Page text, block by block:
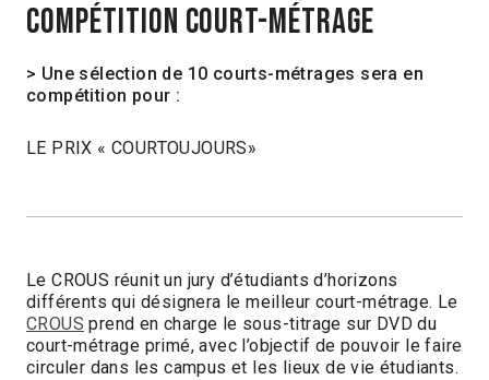
COMPÉTITION COURT-MÉTRAGE
> Une sélection de 10 courts-métrages sera en
compétition pour :
LE PRIX « COURTOUJOURS»
Le CROUS réunit un jury d’étudiants d’horizons
différents qui désignera le meilleur court-métrage. Le
CROUS prend en charge le sous-titrage sur DVD du
court-métrage primé, avec l’objectif de pouvoir le faire
circuler dans les campus et les lieux de vie étudiants.